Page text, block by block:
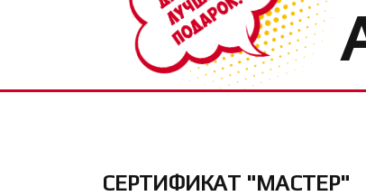
СЕРТИФИКАТ "МАСТЕР"